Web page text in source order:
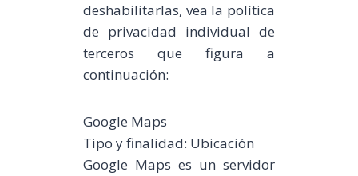
deshabilitarlas, vea la política
de privacidad individual de
terceros que figura a
continuación:
Google Maps
Tipo y finalidad: Ubicación
Google Maps es un servidor